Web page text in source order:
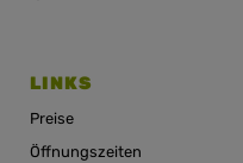
LINKS
Preise
Öffnungszeiten